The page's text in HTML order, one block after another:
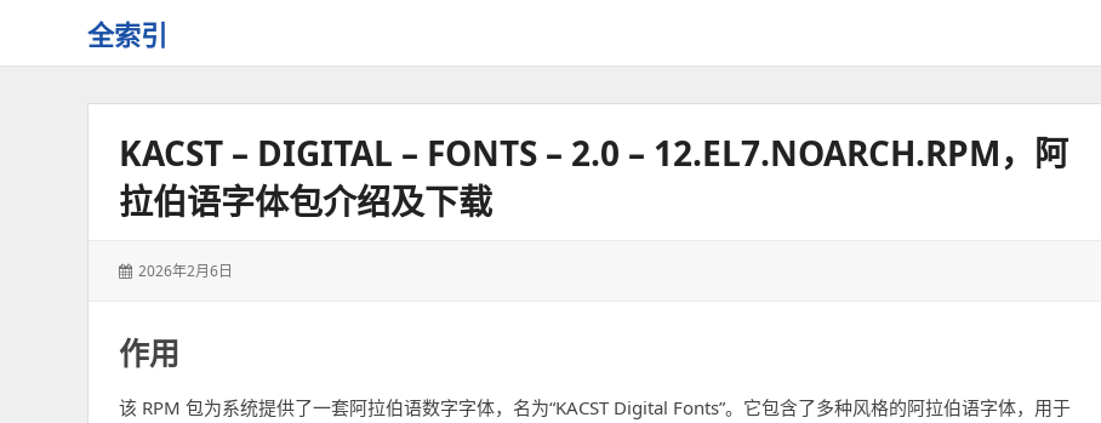
全索引
些
KACST – DIGITAL – FONTS – 2.0 – 12.EL7.NOARCH.RPM，阿
拉伯语字体包介绍及下载
发
2026年2月6日
作用
该 RPM 包为系统提供了一套阿拉伯语数字字体，名为“KACST Digital Fonts”。它包含了多种风格的阿拉伯语字体，用于